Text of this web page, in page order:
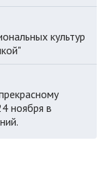
культур
ноября в